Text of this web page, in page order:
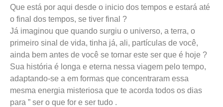
Que está por aqui desde o inicio dos tempos e estará até
o final dos tempos, se tiver final ?
Já imaginou que quando surgiu o universo, a terra, o
primeiro sinal de vida, tinha já, ali, partículas de você,
ainda bem antes de você se tornar este ser que é hoje ?
Sua história é longa e eterna nessa viagem pelo tempo,
adaptando-se a em formas que concentraram essa
mesma energia misteriosa que te acorda todos os dias
para ” ser o que for e ser tudo .